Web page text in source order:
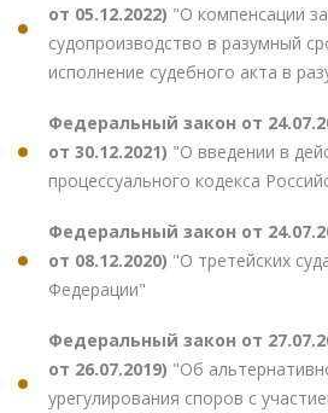
от 05.12.2022) "О компенсации
судопроизводство в разумный
исполнение судебного акта в
Федеральный закон от
от 30.12.2021) "О введении в
процессуального кодекса
Федеральный закон от
от 08.12.2020) "О третейских
Федерации"
Федеральный закон от
от 26.07.2019) "Об
урегулирования споров с